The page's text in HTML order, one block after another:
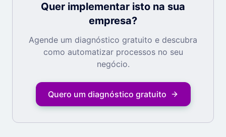
Quer implementar isto na sua
empresa?
Agende um diagnóstico gratuito e descubra
como automatizar processos no seu
negócio.
Quero um diagnóstico gratuito